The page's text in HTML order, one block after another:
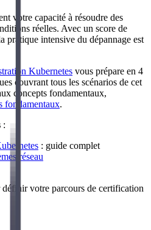
votre capacité à résoudre des
réelles. Avec un score de
pratique intensive du dépannage est
Kubernetes vous prépare en 4
couvrant tous les scénarios de cet
concepts fondamentaux,
fondamentaux.
:
: guide complet
réseau
définir votre parcours de certification